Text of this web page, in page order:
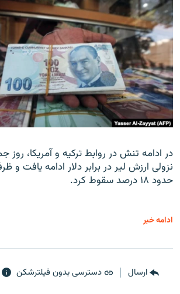
در ادامه تنش در روابط ترکیه و آمریکا، روز
نزولی ارزش لیر در برابر دلار ادامه یافت و
حدود ۱۸ درصد سقوط کرد.
ادامه خبر
ارسال دسترسی بدون فیلترشکن